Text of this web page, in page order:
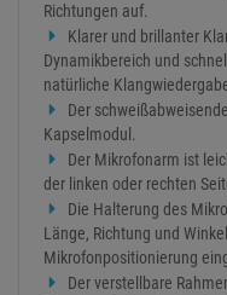
Richtungen auf.
Klarer und brillanter
Dynamikbereich und
natürliche
Der
Kapselmodul.
Der Mikrofonarm ist
der linken oder rechten
Die Halterung des
Länge, Richtung und
Mikrofonpositionierung
Der verstellbare